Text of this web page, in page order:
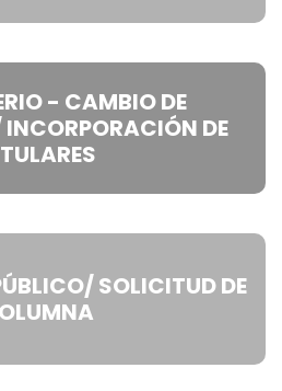
- CAMBIO DE
DE
SOLICITUD DE